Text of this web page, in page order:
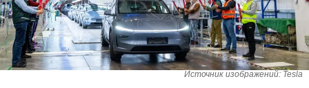
Источник изображений: Tesla